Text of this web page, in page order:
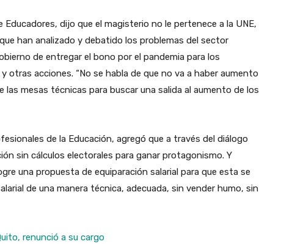
dijo que el magisterio no le pertenece a la UNE,
han analizado y debatido los problemas del sector
de entregar el bono por el pandemia para los
otras acciones. “No se habla de que no va a haber aumento
las mesas técnicas para buscar una salida al aumento de los
de la Educación, agregó que a través del diálogo
sin cálculos electorales para ganar protagonismo. Y
una propuesta de equiparación salarial para que esta se
de una manera técnica, adecuada, sin vender humo, sin
renunció a su cargo